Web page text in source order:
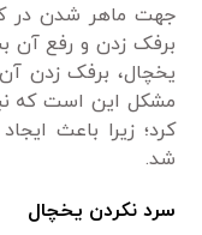
جهت ماهر شدن در
برفک زدن و رفع آن
یخچال، برفک زدن
مشکل این است که
کرد؛ زیرا باعث
شد.
سرد نکردن یخچال